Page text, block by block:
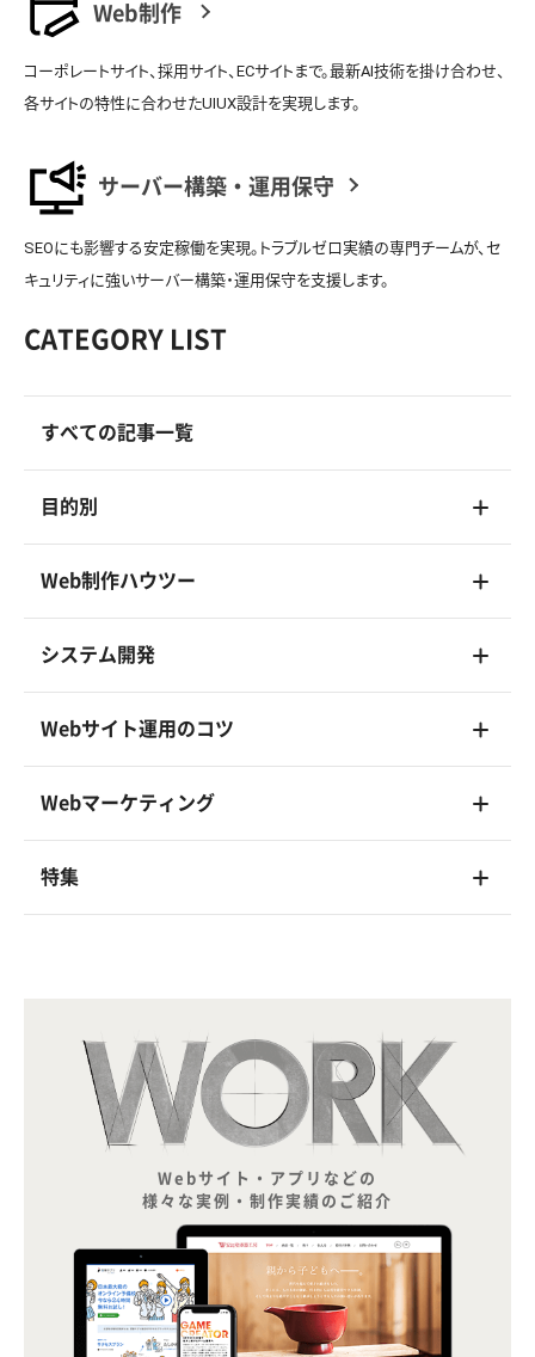
Web制作
コーポレートサイト、採用サイト、ECサイトまで。最新AI技術を掛け合わせ、
各サイトの特性に合わせたUIUX設計を実現します。
サーバー構築・運用保守
SEOにも影響する安定稼働を実現。トラブルゼロ実績の専門チームが、セ
キュリティに強いサーバー構築・運用保守を支援します。
CATEGORY LIST
すべての記事一覧
目的別
Web制作ハウツー
システム開発
Webサイト運用のコツ
Webマーケティング
特集
Webサイト・アプリなどの
様々な実例・制作実績のご紹介